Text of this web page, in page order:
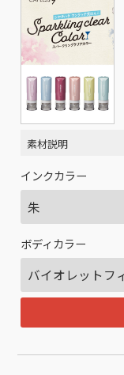
素材説明
インクカラー
ボディカラー